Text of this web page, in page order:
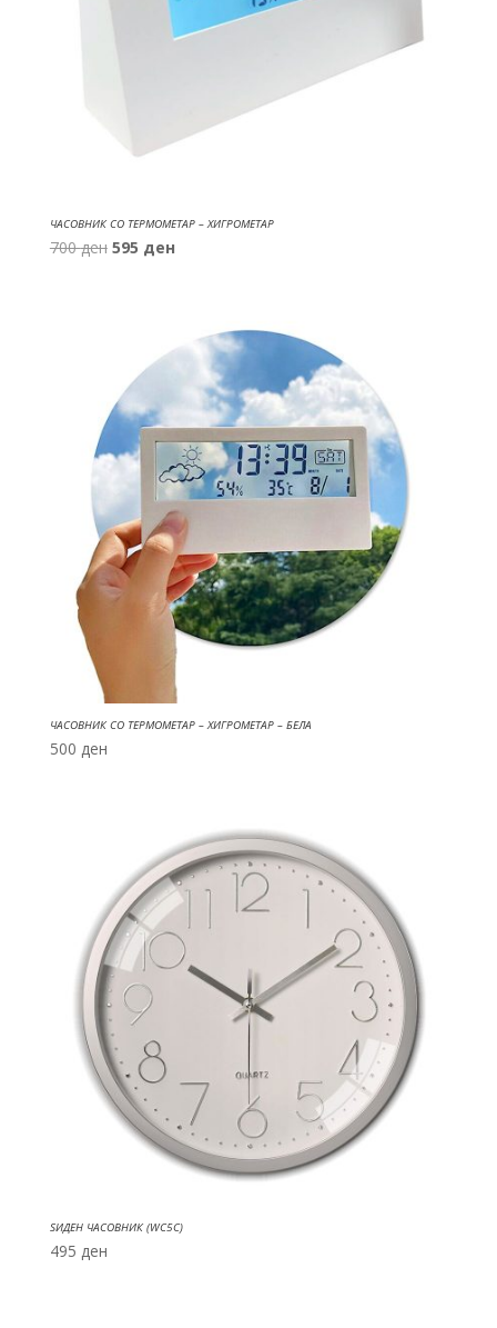
ЧАСОВНИК СО ТЕРМОМЕТАР – ХИГРОМЕТАР
700ден Original
595 денCurrent
ЧАСОВНИК СО ТЕРМОМЕТАР – ХИГРОМЕТАР – БЕЛА
500 ден
ЅИДЕН ЧАСОВНИК (WC5C)
495 ден